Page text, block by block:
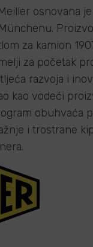
osnovana
za kamion
za početak
razvoja i
kao vodeći
obuhvaća
i trostrane